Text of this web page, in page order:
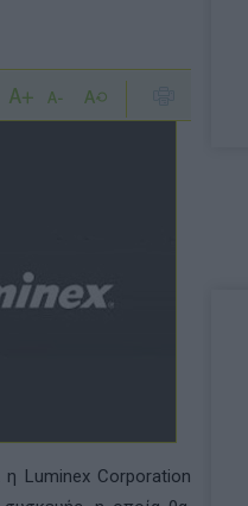
η Luminex Corporation